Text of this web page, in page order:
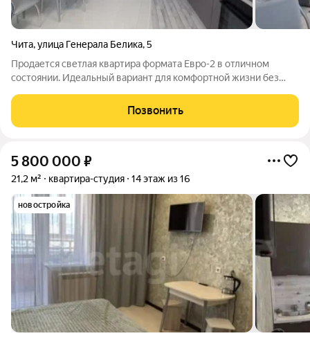
Чита,улица Генерала Белика,5
Продается светлая квартира формата Евро-2 в отличном
состоянии. Идеальный вариант для комфортной жизни без
современный ремонт по дизайн-проекту, остается стильная
мебель и техника. Функциональная
Позвонить
5 800 000 ₽
21,2 м² квартира-студия 14 этаж из 16
новостройка